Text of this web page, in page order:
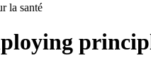
la santé